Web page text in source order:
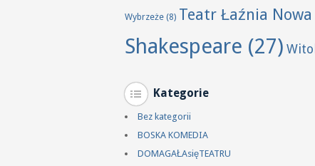
Wybrzeże (8) Teatr Łaźnia Nowa
Shakespeare (27)
Kategorie
Bez kategorii
BOSKA KOMEDIA
DOMAGAŁAsięTEATRU